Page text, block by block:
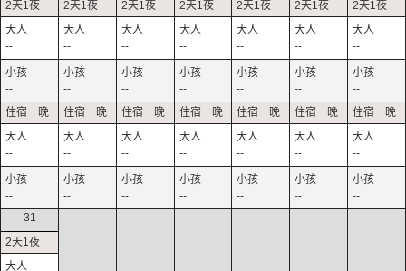
--
--
--
--
--
--
--
--
--
--
--
--
--
--
--
--
--
--
--
--
--
--
--
--
--
--
--
--
31